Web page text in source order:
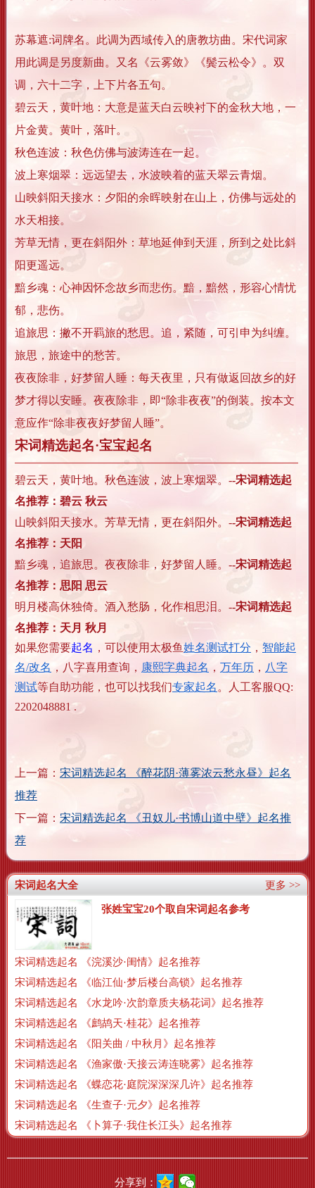
苏幕遮:词牌名。此调为西域传入的唐教坊曲。宋代词家
用此调是另度新曲。又名《云雾敛》《鬓云松令》。双
调，六十二字，上下片各五句。
碧云天，黄叶地：大意是蓝天白云映衬下的金秋大地，一
片金黄。黄叶，落叶。
秋色连波：秋色仿佛与波涛连在一起。
波上寒烟翠：远远望去，水波映着的蓝天翠云青烟。
山映斜阳天接水：夕阳的余晖映射在山上，仿佛与远处的
水天相接。
芳草无情，更在斜阳外：草地延伸到天涯，所到之处比斜
阳更遥远。
黯乡魂：心神因怀念故乡而悲伤。黯，黯然，形容心情忧
郁，悲伤。
追旅思：撇不开羁旅的愁思。追，紧随，可引申为纠缠。
旅思，旅途中的愁苦。
夜夜除非，好梦留人睡：每天夜里，只有做返回故乡的好
梦才得以安睡。夜夜除非，即“除非夜夜”的倒装。按本文
意应作“除非夜夜好梦留人睡”。
宋词精选起名·宝宝起名
碧云天，黄叶地。秋色连波，波上寒烟翠。 --宋词精选起
名推荐：碧云 秋云
山映斜阳天接水。芳草无情，更在斜阳外。 --宋词精选起
名推荐：天阳
黯乡魂，追旅思。夜夜除非，好梦留人睡。 --宋词精选起
名推荐：思阳 思云
明月楼高休独倚。酒入愁肠，化作相思泪。 --宋词精选起
名推荐：天月 秋月
如果您需要起名 ，可以使用太极鱼姓名测试打分 ， 智能起
名/改名 ，八字喜用查询， 康熙字典起名 ， 万年历 ， 八字
测试等自助功能，也可以找我们专家起名 。人工客服QQ:
2202048881 .
上一篇： 宋词精选起名 《醉花阴·薄雾浓云愁永昼》起名
推荐
下一篇： 宋词精选起名 《丑奴儿·书博山道中壁》起名推
荐
更多 >>
宋词起名大全
张姓宝宝20个取自宋词起名参考
宋词精选起名 《浣溪沙·闺情》起名推荐
宋词精选起名 《临江仙·梦后楼台高锁》起名推荐
宋词精选起名 《水龙吟·次韵章质夫杨花词》起名推荐
宋词精选起名 《鹧鸪天·桂花》起名推荐
宋词精选起名 《阳关曲 / 中秋月》起名推荐
宋词精选起名 《渔家傲·天接云涛连晓雾》起名推荐
宋词精选起名 《蝶恋花·庭院深深深几许》起名推荐
宋词精选起名 《生查子·元夕》起名推荐
宋词精选起名 《卜算子·我住长江头》起名推荐
分享到：